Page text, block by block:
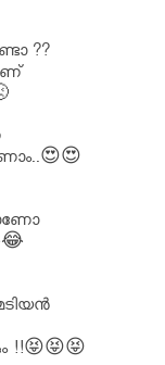
??
!!😝😝😝